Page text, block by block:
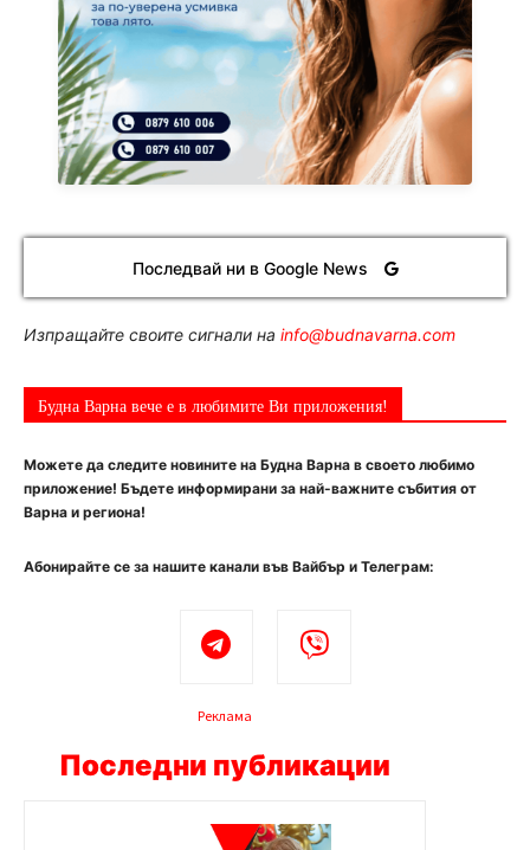
Последвай ни в Google News
Изпращайте своите сигнали на info@budnavarna.com
Будна Варна вече е в любимите Ви приложения!
Можете да следите новините на Будна Варна в своето любимо
приложение! Бъдете информирани за най-важните събития от
Варна и региона!
Абонирайте се за нашите канали във Вайбър и Телеграм:
Реклама
Последни публикации